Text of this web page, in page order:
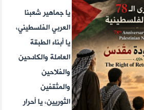
يا جماهير شعبنا
العربي الفلسطيني،
يا أبناء الطبقة
العاملة والكادحين
والفلاحين
والمثقفين
الثوريين، يا أحرار